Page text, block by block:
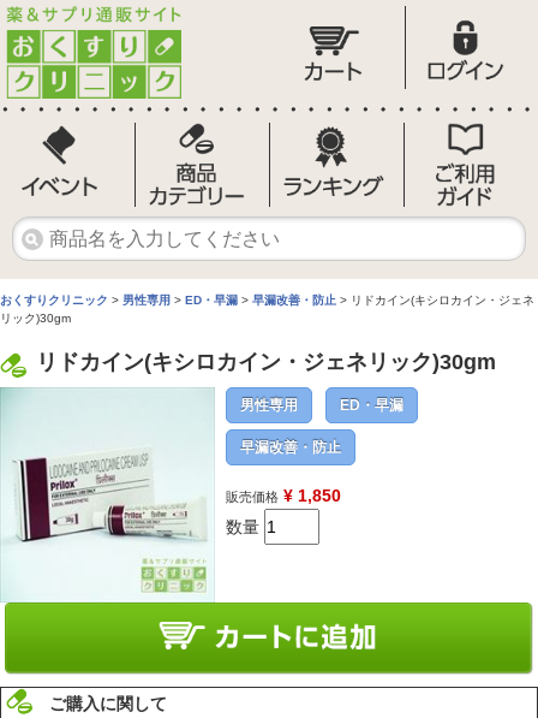
おくすりクリニック > 男性専用 > ED・早漏 > 早漏改善・防止 > リドカイン(キシロカイン・ジェネ
リック)30gm
リドカイン(キシロカイン・ジェネリック)30gm
男性専用 ED・早漏
早漏改善・防止
販売価格 ¥ 1,850
数量
ご購入に関して